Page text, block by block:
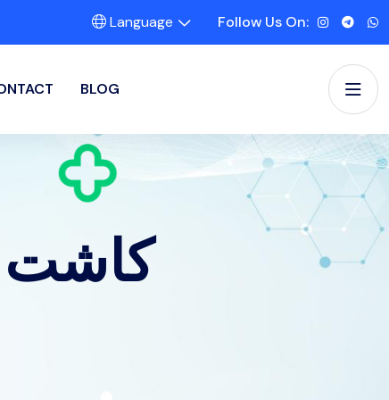
Language Follow Us On:
BLOG
کاشت